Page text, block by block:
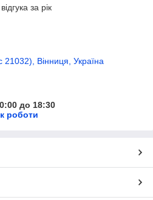
за рік
21032), Вінниця, Україна
до 18:30
роботи